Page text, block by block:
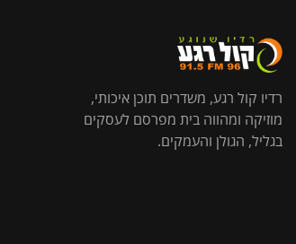
רדיו קול רגע, משדרים תוכן איכותי,
מוזיקה ומהווה בית מפרסם לעסקים
בגליל, הגולן והעמקים.